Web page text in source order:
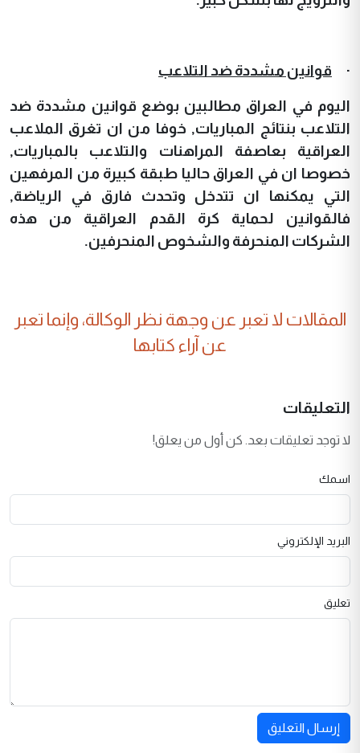
· قوانين مشددة ضد التلاعب
اليوم في العراق مطالبين بوضع قوانين مشددة ضد
التلاعب بنتائج المباريات, خوفا من ان تغرق الملاعب
العراقية بعاصفة المراهنات والتلاعب بالمباريات,
خصوصا ان في العراق حاليا طبقة كبيرة من المرفهين
التي يمكنها ان تتدخل وتحدث فارق في الرياضة,
فالقوانين لحماية كرة القدم العراقية من هذه
الشركات المنحرفة والشخوص المنحرفين.
المقالات لا تعبر عن وجهة نظر الوكالة، وإنما تعبر
عن آراء كتابها
التعليقات
لا توجد تعليقات بعد. كن أول من يعلق!
اسمك
البريد الإلكتروني
تعليق
إرسال التعليق